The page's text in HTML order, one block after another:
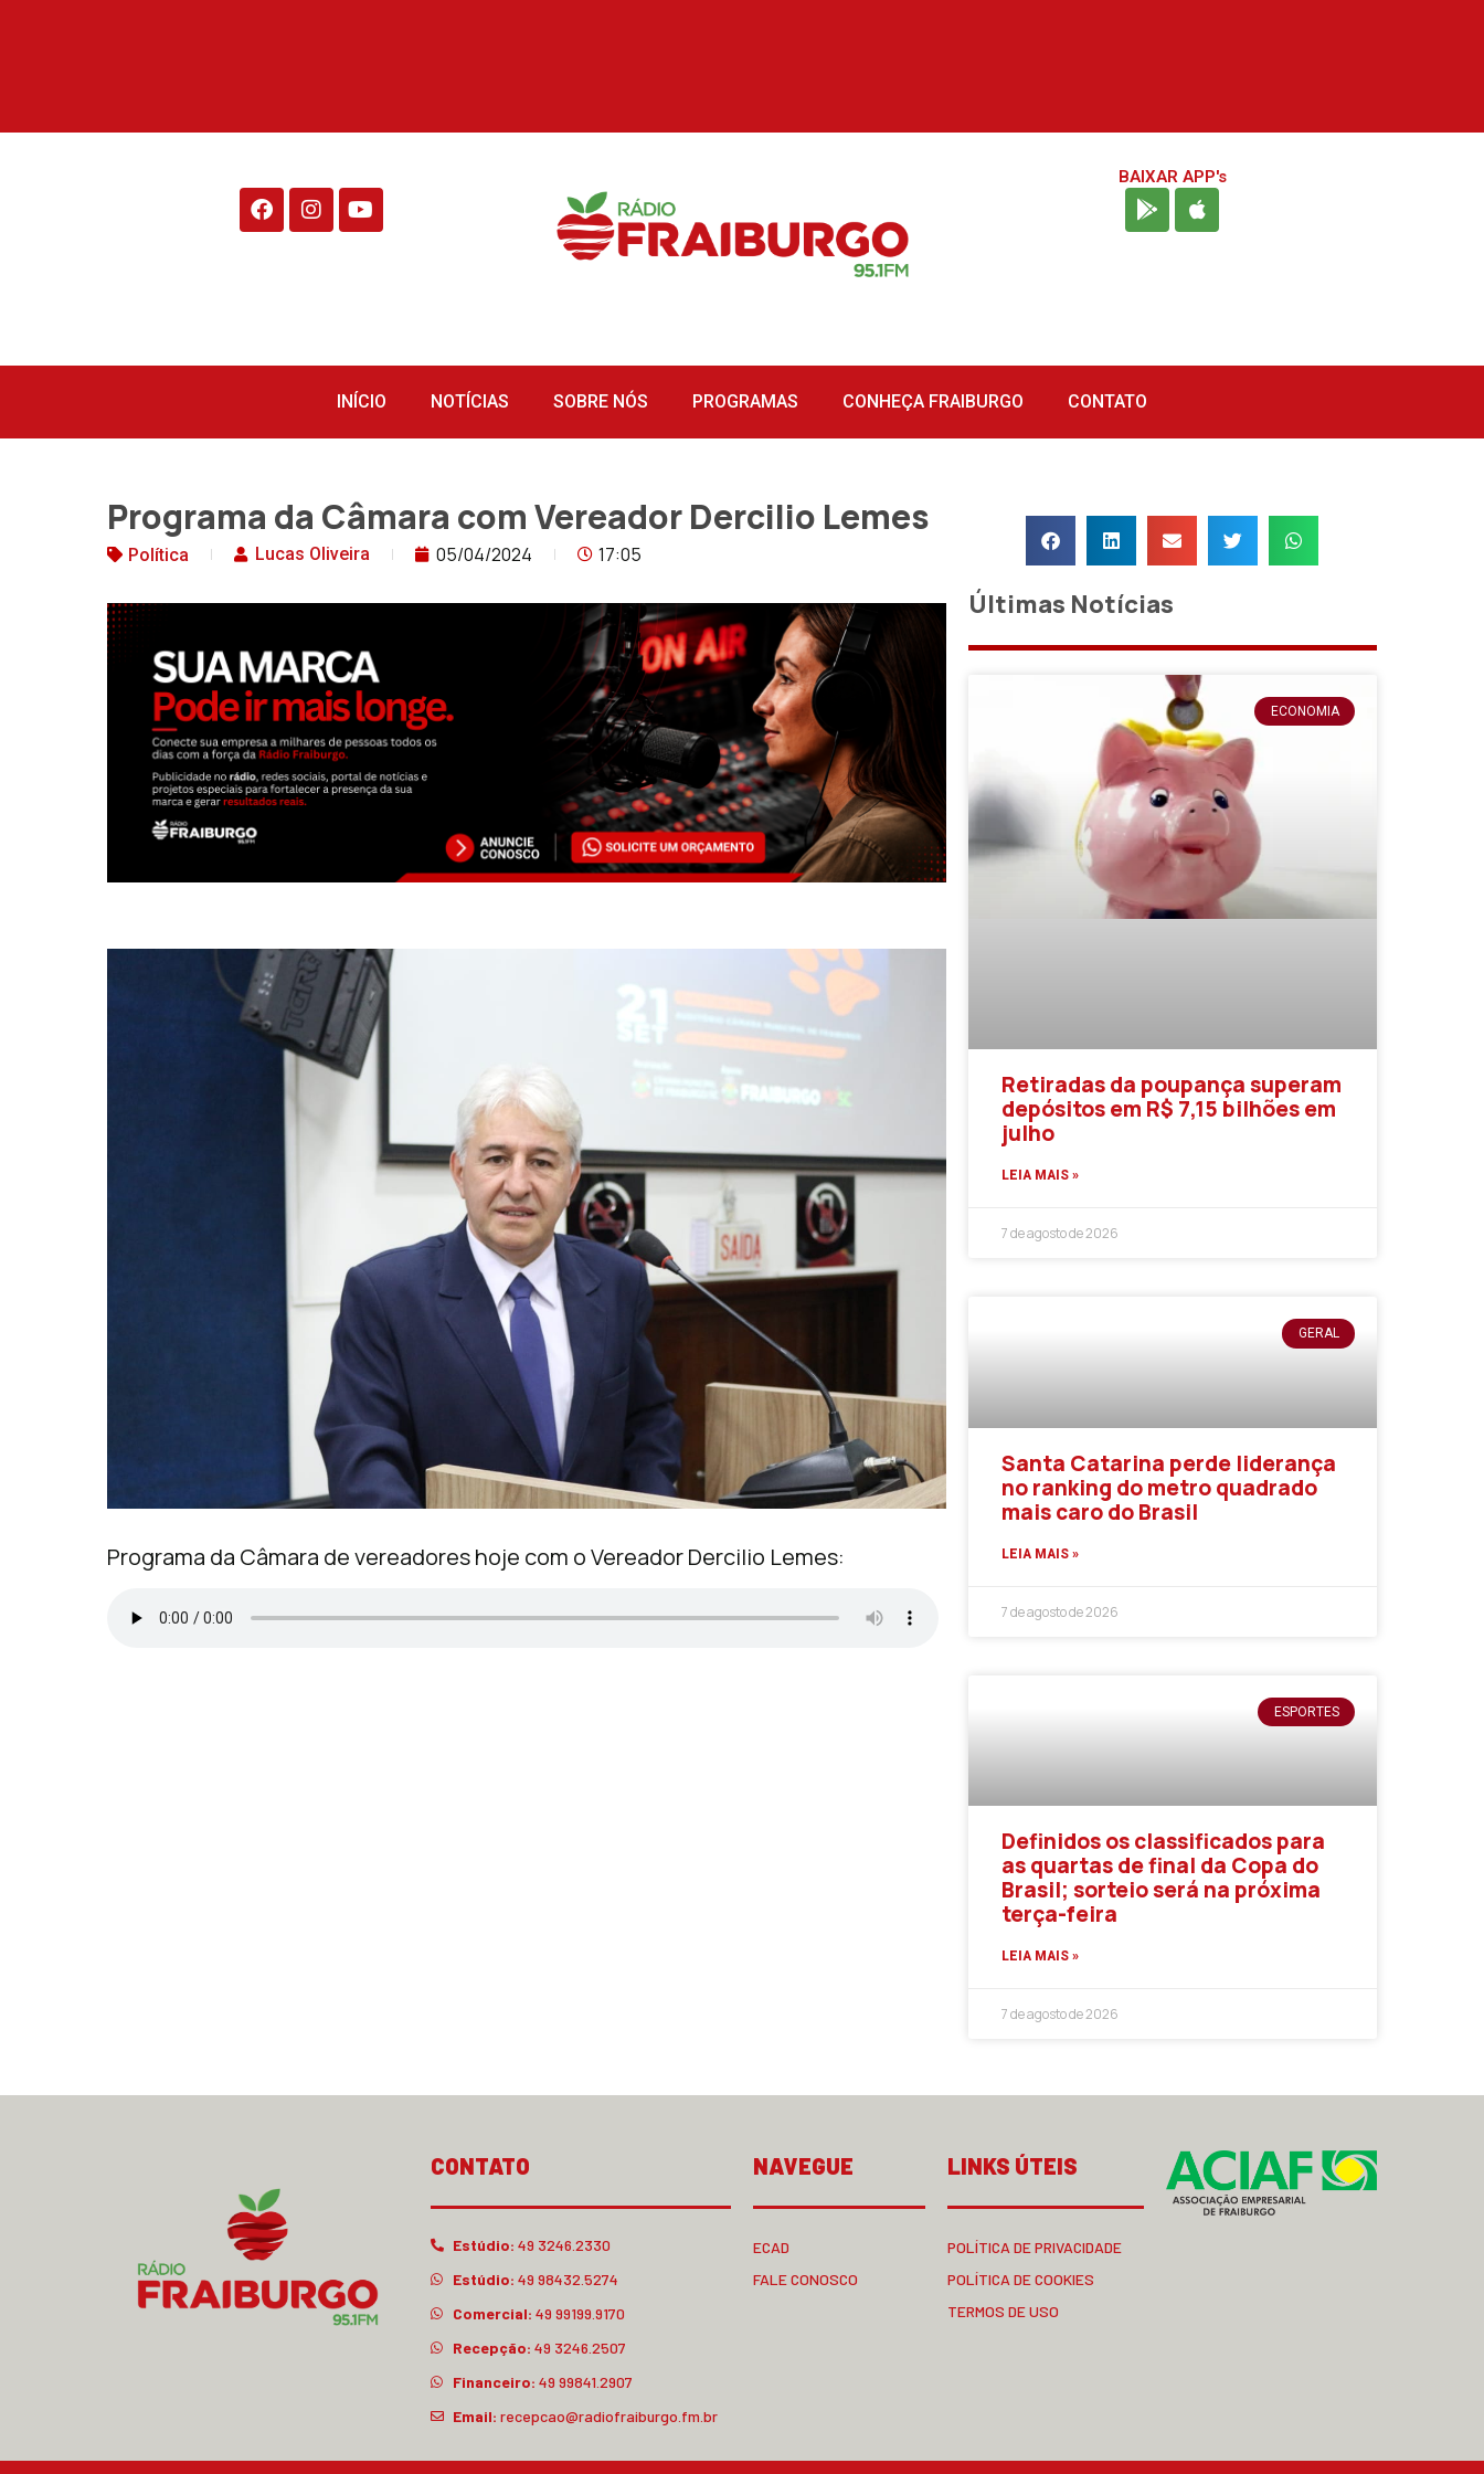
BAIXAR APP's
INÍCIO NOTÍCIAS SOBRE NÓS PROGRAMAS CONHEÇA FRAIBURGO CONTATO
Programa da Câmara com Vereador Dercilio Lemes
Política Lucas Oliveira 05/04/2024 17:05
Programa da Câmara de vereadores hoje com o Vereador Dercilio Lemes:
Últimas Notícias
ECONOMIA
Retiradas da poupança superam
depósitos em R$ 7,15 bilhões em
julho
LEIA MAIS »
7 de agosto de 2026
GERAL
Santa Catarina perde liderança
no ranking do metro quadrado
mais caro do Brasil
LEIA MAIS »
7 de agosto de 2026
ESPORTES
Definidos os classificados para
as quartas de final da Copa do
Brasil; sorteio será na próxima
terça-feira
LEIA MAIS »
7 de agosto de 2026
CONTATO
Estúdio: 49 3246.2330
Estúdio: 49 98432.5274
Comercial: 49 99199.9170
Recepção: 49 3246.2507
Financeiro: 49 99841.2907
Email: recepcao@radiofraiburgo.fm.br
NAVEGUE
ECAD
FALE CONOSCO
LINKS ÚTEIS
POLÍTICA DE PRIVACIDADE
POLÍTICA DE COOKIES
TERMOS DE USO